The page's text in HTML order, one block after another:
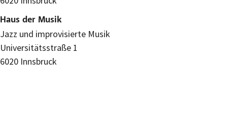
Haus der Musik
Jazz und improvisierte Musik
Universitätsstraße 1
6020 Innsbruck